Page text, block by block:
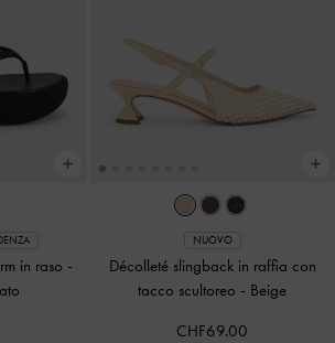
in raso -
NUOVO
Décolleté slingback in raffia con
tacco scultoreo - Beige
CHF69.00